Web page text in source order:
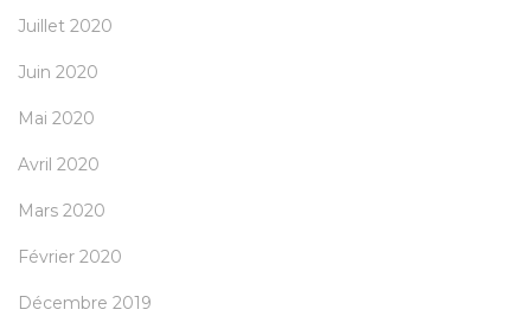
Juillet 2020
Juin 2020
Mai 2020
Avril 2020
Mars 2020
Février 2020
Décembre 2019